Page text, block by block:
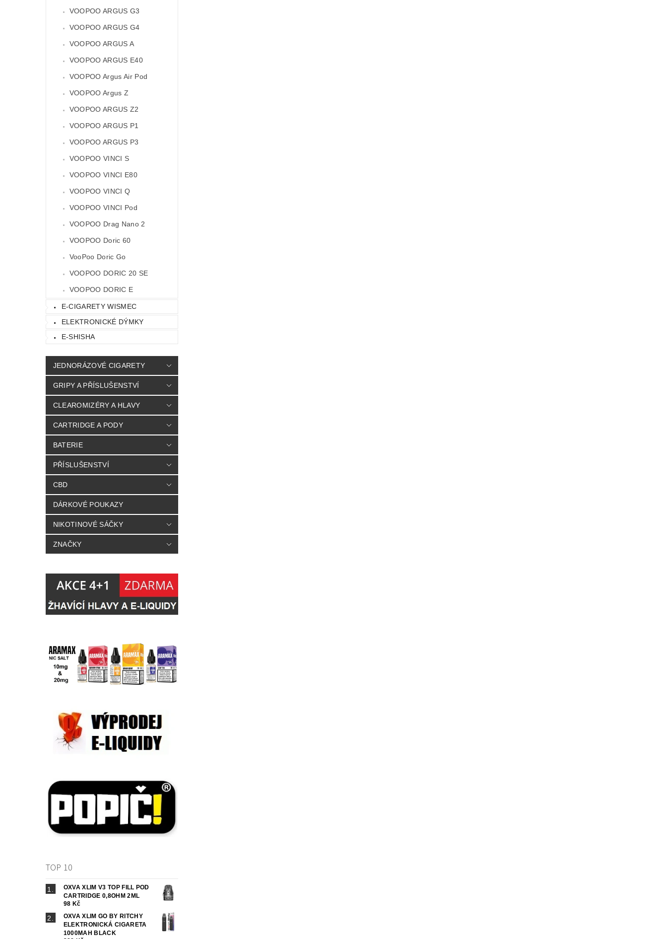
VOOPOO ARGUS G3
VOOPOO ARGUS G4
VOOPOO ARGUS A
VOOPOO ARGUS E40
VOOPOO Argus Air Pod
VOOPOO Argus Z
VOOPOO ARGUS Z2
VOOPOO ARGUS P1
VOOPOO ARGUS P3
VOOPOO VINCI S
VOOPOO VINCI E80
VOOPOO VINCI Q
VOOPOO VINCI Pod
VOOPOO Drag Nano 2
VOOPOO Doric 60
VooPoo Doric Go
VOOPOO DORIC 20 SE
VOOPOO DORIC E
E-CIGARETY WISMEC
ELEKTRONICKÉ DÝMKY
E-SHISHA
JEDNORÁZOVÉ CIGARETY
GRIPY A PŘÍSLUŠENSTVÍ
CLEAROMIZÉRY A HLAVY
CARTRIDGE A PODY
BATERIE
PŘÍSLUŠENSTVÍ
CBD
DÁRKOVÉ POUKAZY
NIKOTINOVÉ SÁČKY
ZNAČKY
TOP 10
OXVA XLIM V3 TOP FILL POD
CARTRIDGE 0,8OHM 2ML
98 Kč
OXVA XLIM GO BY RITCHY
ELEKTRONICKÁ CIGARETA
1000MAH BLACK